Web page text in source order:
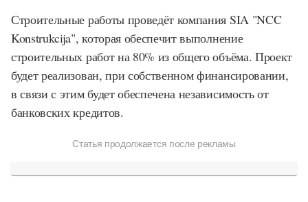
Строительные работы проведёт компания SIA "NCC
Konstrukcija", которая обеспечит выполнение
строительных работ на 80% из общего объёма. Проект
будет реализован, при собственном финансировании,
в связи с этим будет обеспечена независимость от
банковских кредитов.
Статья продолжается после рекламы